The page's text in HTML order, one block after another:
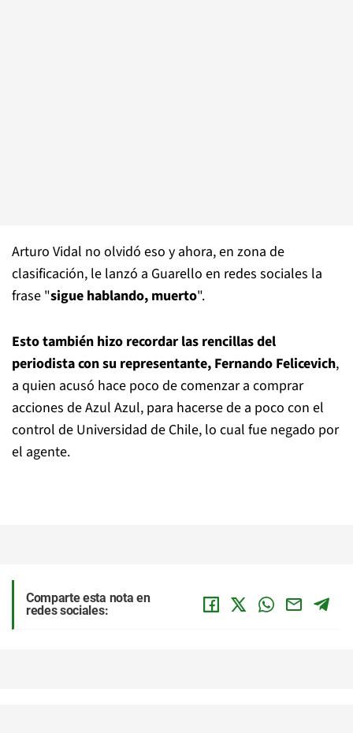
Arturo Vidal no olvidó eso y ahora, en zona de
clasificación, le lanzó a Guarello en redes sociales la
frase "sigue hablando, muerto".
Esto también hizo recordar las rencillas del
periodista con su representante, Fernando Felicevich,
a quien acusó hace poco de comenzar a comprar
acciones de Azul Azul, para hacerse de a poco con el
control de Universidad de Chile, lo cual fue negado por
el agente.
Comparte esta nota en
redes sociales: